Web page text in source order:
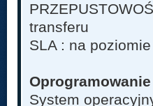
transferu
SLA : na
System